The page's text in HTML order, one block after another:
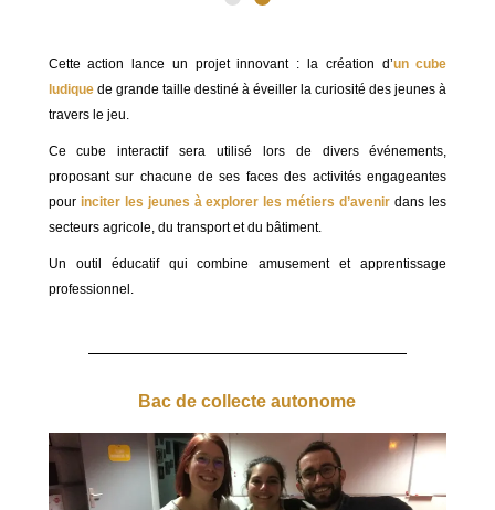
Cette action lance un projet innovant : la création d’un cube
ludiquede grande taille destiné à éveiller la curiosité des jeunes à
travers le jeu.
Ce cube interactif sera utilisé lors de divers événements,
proposant sur chacune de ses faces des activités engageantes
pour inciter les jeunes à explorer les métiers d’avenir dans les
secteurs agricole, du transport et du bâtiment.
Un outil éducatif qui combine amusement et apprentissage
professionnel.
Bac de collecte autonome